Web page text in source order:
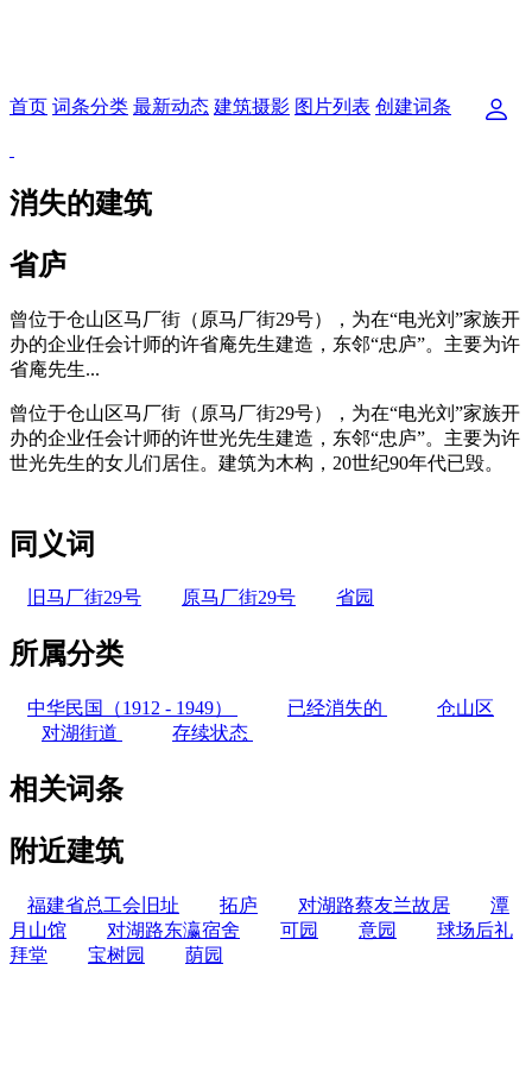
首页 词条分类 最新动态 建筑摄影 图片列表 创建词条
消失的建筑
省庐
曾位于仓山区马厂街（原马厂街29号），为在“电光刘”家族开
办的企业任会计师的许省庵先生建造，东邻“忠庐”。主要为许
省庵先生...
曾位于仓山区马厂街（原马厂街29号），为在“电光刘”家族开
办的企业任会计师的许世光先生建造，东邻“忠庐”。主要为许
世光先生的女儿们居住。建筑为木构，20世纪90年代已毁。
同义词
旧马厂街29号 原马厂街29号 省园
所属分类
中华民国（1912 - 1949） 已经消失的
仓山区
对湖街道
存续状态
相关词条
附近建筑
福建省总工会旧址 拓庐 对湖路蔡友兰故居
潭
月山馆
对湖路东瀛宿舍 可园 意园
球场后礼
拜堂
宝树园 荫园